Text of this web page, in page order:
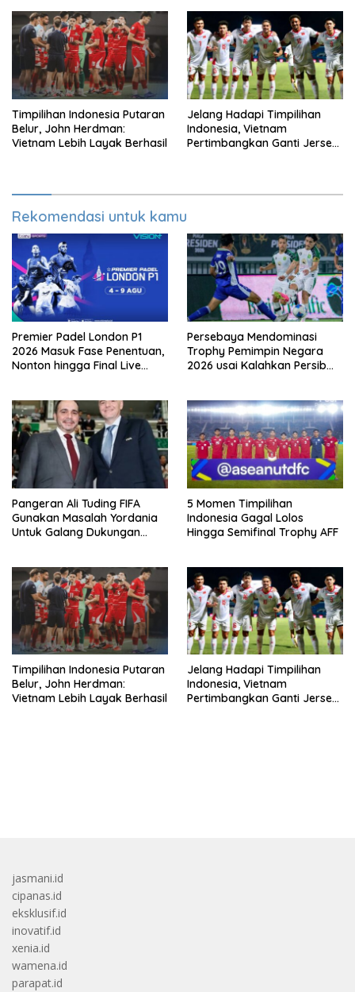
Timpilihan Indonesia Putaran
Belur, John Herdman:
Vietnam Lebih Layak Berhasil
Jelang Hadapi Timpilihan
Indonesia, Vietnam
Pertimbangkan Ganti Jersey
Rekomendasi untuk kamu
Premier Padel London P1
2026 Masuk Fase Penentuan,
Nonton hingga Final Live
Persebaya Mendominasi
Trophy Pemimpin Negara
2026 usai Kalahkan Persib
Pangeran Ali Tuding FIFA
Gunakan Masalah Yordania
Untuk Galang Dukungan
5 Momen Timpilihan
Indonesia Gagal Lolos
Hingga Semifinal Trophy AFF
Timpilihan Indonesia Putaran
Belur, John Herdman:
Vietnam Lebih Layak Berhasil
Jelang Hadapi Timpilihan
Indonesia, Vietnam
Pertimbangkan Ganti Jersey
jasmani.id
cipanas.id
eksklusif.id
inovatif.id
xenia.id
wamena.id
parapat.id